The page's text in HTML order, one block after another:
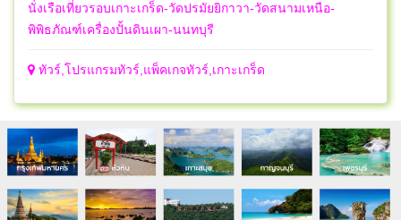
นั่งเรือเที่ยวรอบเกาะเกร็ด-วัดปรมัยยิกาวา-วัดสนามเหนือ-
พิพิธภัณฑ์เครื่องปั้นดินเผา-นนทบุรี
ทัวร์,โปรแกรมทัวร์,แพ็คเกจทัวร์,เกาะเกร็ด